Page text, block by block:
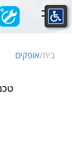
בית/אופקים